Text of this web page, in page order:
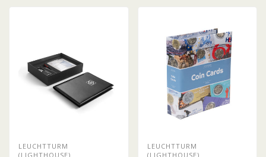
LEUCHTTURM
(LIGHTHOUSE)
LEUCHTTURM
(LIGHTHOUSE)